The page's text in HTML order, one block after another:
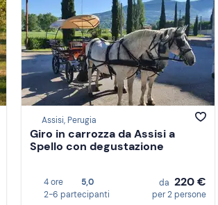
Assisi, Perugia
Giro in carrozza da Assisi a
Spello con degustazione
4 ore
5,0
2-6 partecipanti
da 220 €
per 2 persone